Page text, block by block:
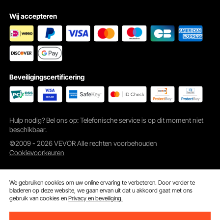
Wij accepteren
Beveiligingscertificering
Hulp nodig? Bel ons op: Telefonische service is op dit moment niet
beschikbaar.
©2009 - 2026 VEVOR Alle rechten voorbehouden
Cookievoorkeuren
We gebruiken cookies om uw online ervaring te verbeteren. Door verder te
bladeren op deze website, we gaan ervan uit dat u akkoord gaat met ons
gebruik van cookies enPrivacy en beveiliging.